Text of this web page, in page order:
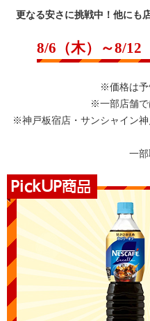
更なる安さに挑戦中！他にも
8/6（木）～8/12
※価格は予
※一部店舗で
※神戸板宿店・サンシャイン
一部